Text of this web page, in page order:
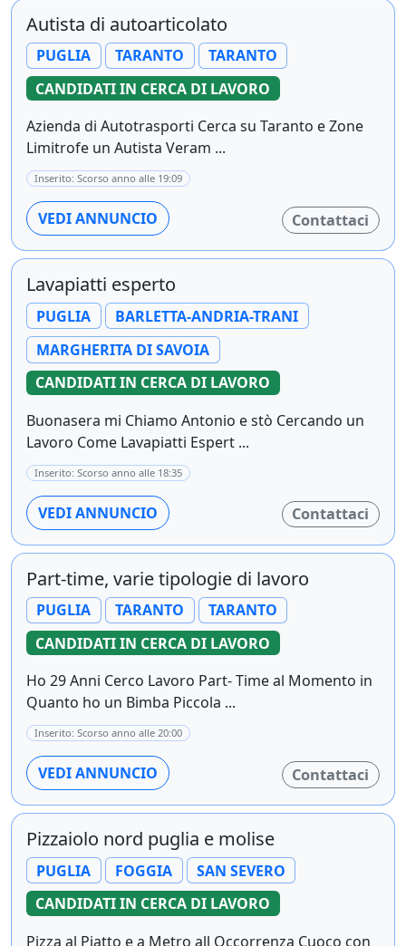
Autista di autoarticolato
PUGLIA TARANTO
TARANTO
CANDIDATI IN CERCA DI LAVORO
Azienda di Autotrasporti Cerca su Taranto e Zone
Limitrofe un Autista Veram ...
Inserito: Scorso anno alle 19:09
VEDI ANNUNCIO Contattaci
Lavapiatti esperto
PUGLIA
BARLETTA-ANDRIA-TRANI
MARGHERITA DI SAVOIA
CANDIDATI IN CERCA DI LAVORO
Buonasera mi Chiamo Antonio e stò Cercando un
Lavoro Come Lavapiatti Espert ...
Inserito: Scorso anno alle 18:35
VEDI ANNUNCIO Contattaci
Part-time, varie tipologie di lavoro
PUGLIA TARANTO
TARANTO
CANDIDATI IN CERCA DI LAVORO
Ho 29 Anni Cerco Lavoro Part- Time al Momento in
Quanto ho un Bimba Piccola ...
Inserito: Scorso anno alle 20:00
VEDI ANNUNCIO Contattaci
Pizzaiolo nord puglia e molise
PUGLIA FOGGIA
SAN SEVERO
CANDIDATI IN CERCA DI LAVORO
Pizza al Piatto e a Metro all Occorrenza Cuoco con